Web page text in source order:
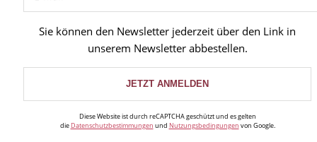
Sie können den Newsletter jederzeit über den Link in
unserem Newsletter abbestellen.
Diese Website ist durch reCAPTCHA geschützt und es gelten
die Datenschutzbestimmungen und Nutzungsbedingungen von Google.